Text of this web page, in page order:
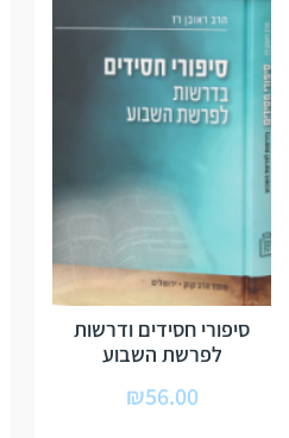
סיפורי חסידים ודרשות
לפרשת השבוע
₪56.00